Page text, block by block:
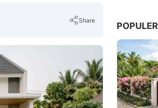
Share
Copy Link
POPULER